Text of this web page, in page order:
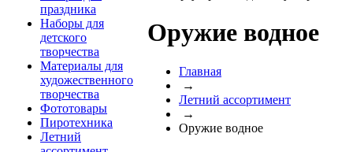
праздника
Наборы для
детского
творчества
Материалы для
художественного
творчества
Фототовары
Пиротехника
Летний
Оружие водное
Главная
→
Летний ассортимент
→
Оружие водное